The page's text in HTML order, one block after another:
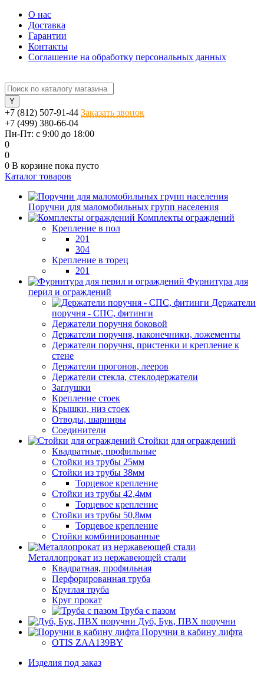
О нас
Доставка
Гарантии
Контакты
Соглашение на обработку персональных данных
+7 (812) 507-91-44 Заказать звонок
+7 (499) 380-66-04
Пн-Пт: с 9:00 до 18:00
0
0
0 В корзине пока пусто
Каталог товаров
Поручни для маломобильных групп населения
Комплекты ограждений
Крепление в пол
201
304
Крепление в торец
201
Фурнитура для
перил и ограждений
Держатели
поручня - СПС, фитинги
Держатели поручня боковой
Держатели поручня, наконечники, ложементы
Держатели поручня, пристенки и крепление к
стене
Держатели прогонов, лееров
Держатели стекла, стеклодержатели
Заглушки
Крепление стоек
Крышки, низ стоек
Отводы, шарниры
Соединители
Стойки для ограждений
Квадратные, профильные
Стойки из трубы 25мм
Стойки из трубы 38мм
Торцевое крепление
Стойки из трубы 42,4мм
Торцевое крепление
Стойки из трубы 50,8мм
Торцевое крепление
Стойки комбинированные
Металлопрокат из нержавеющей стали
Квадратная, профильная
Перфорированная труба
Круглая труба
Круг прокат
Труба с пазом
Дуб, Бук, ПВХ поручни
Поручни в кабину лифта
OTIS ZAA139BY
Изделия под заказ